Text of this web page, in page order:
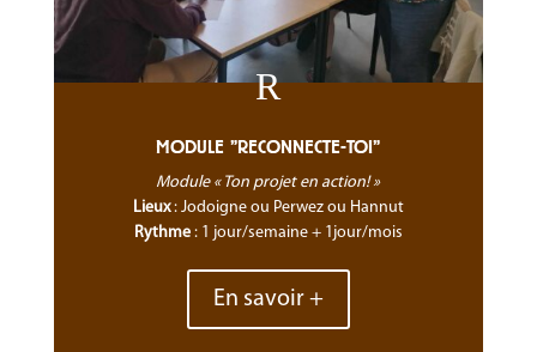
R
MODULE "RECONNECTE-TOI"
Module « Ton projet en action! »
Lieux: Jodoigne ou Perwez ou Hannut
Rythme: 1 jour/semaine + 1jour/mois
En savoir +